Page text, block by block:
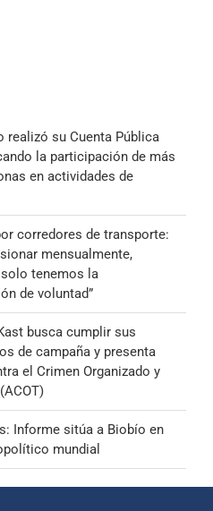
realizó su Cuenta Pública
la participación de más
en actividades de
corredores de transporte:
mensualmente,
tenemos la
de voluntad”
busca cumplir sus
de campaña y presenta
el Crimen Organizado y
Informe sitúa a Biobío en
mundial